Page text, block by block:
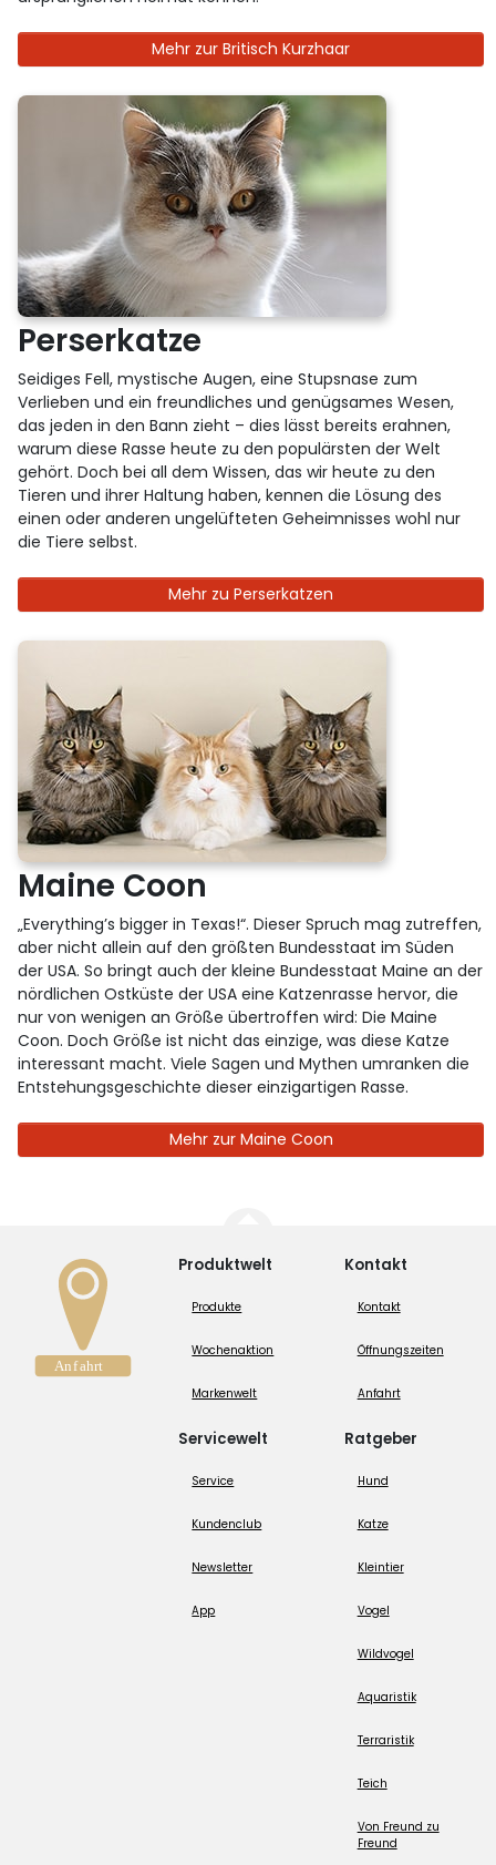
Mehr zur Britisch Kurzhaar
Perserkatze
Seidiges Fell, mystische Augen, eine Stupsnase zum
Verlieben und ein freundliches und genügsames Wesen,
das jeden in den Bann zieht – dies lässt bereits erahnen,
warum diese Rasse heute zu den populärsten der Welt
gehört. Doch bei all dem Wissen, das wir heute zu den
Tieren und ihrer Haltung haben, kennen die Lösung des
einen oder anderen ungelüfteten Geheimnisses wohl nur
die Tiere selbst.
Mehr zu Perserkatzen
Maine Coon
„Everything’s bigger in Texas!“. Dieser Spruch mag zutreffen,
aber nicht allein auf den größten Bundesstaat im Süden
der USA. So bringt auch der kleine Bundesstaat Maine an der
nördlichen Ostküste der USA eine Katzenrasse hervor, die
nur von wenigen an Größe übertroffen wird: Die Maine
Coon. Doch Größe ist nicht das einzige, was diese Katze
interessant macht. Viele Sagen und Mythen umranken die
Entstehungsgeschichte dieser einzigartigen Rasse.
Mehr zur Maine Coon
Produktwelt
Produkte
Wochenaktion
Markenwelt
Servicewelt
Service
Kundenclub
Newsletter
App
Kontakt
Kontakt
Öffnungszeiten
Anfahrt
Ratgeber
Hund
Katze
Kleintier
Vogel
Wildvogel
Aquaristik
Terraristik
Teich
Von Freund zu
Freund